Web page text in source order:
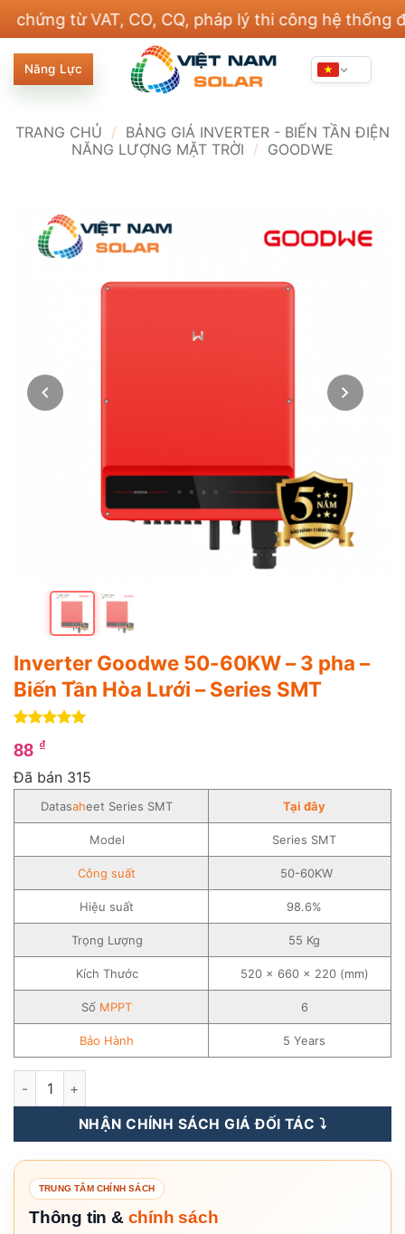
nội
dung
từ VAT, CO, CQ, pháp lý thi công hệ thống điện
Năng Lực
TRANG CHỦ / BẢNG GIÁ INVERTER - BIẾN TẦN ĐIỆN
NĂNG LƯỢNG MẶT TRỜI / GOODWE
Inverter Goodwe 50-60KW – 3 pha –
Biến Tần Hòa Lưới – Series SMT
trên 5
dựa trên
88 ₫
Đã bán 315
Datasaheet Series SMT Tại đây
Model Series SMT
Công suất 50-60KW
Hiệu suất 98.6%
Trọng Lượng 55 Kg
Kích Thước 520 × 660 × 220 (mm)
Số MPPT 6
Bảo Hành 5 Years
Inverter Goodwe 50-60KW – 3 pha – Biến Tần Hòa Lưới –
NHẬN CHÍNH SÁCH GIÁ ĐỐI TÁC ⤵️
TRUNG TÂM CHÍNH SÁCH
Thông tin & chính sách